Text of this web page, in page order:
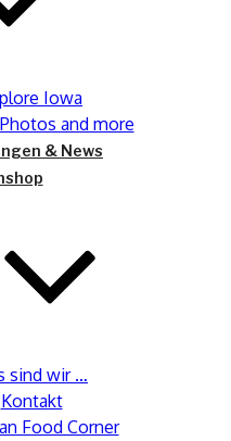
Iowa
and more
& News
sind wir …
Kontakt
Food Corner